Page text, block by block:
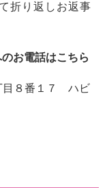
折り返しお返事
お電話はこちら
目８番１７ ハビ